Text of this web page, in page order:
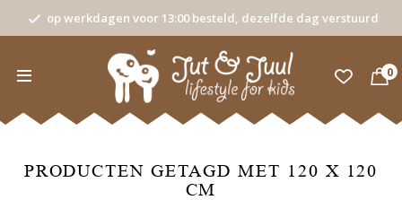
op werkdagen voor 13:00 besteld, dezelfde dag verstuurd
0
PRODUCTEN GETAGD MET 120 X 120
CM